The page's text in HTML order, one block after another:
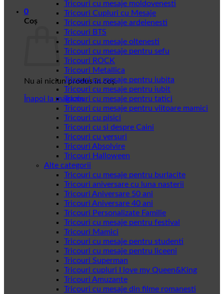
0
Coș
Nu ai niciun produs în coș.
Înapoi la magazin
Tricouri cu mesaje moldovenesti
Tricouri Cupluri cu Mesaje
Tricouri cu mesaje ardelenesti
Tricouri BTS
Tricouri cu mesaje oltenesti
Tricouri cu mesaje pentru sefu
Tricouri ROCK
Tricouri Metallica
Tricouri cu mesaje pentru iubita
Tricouri cu mesaje pentru iubit
Tricouri cu mesaje pentru tatici
Tricouri cu mesaje pentru viitoare mamici
Tricouri cu pisici
Tricouri cu si despre Caini
Tricouri cu versuri
Tricouri Absolvire
Tricouri Halloween
Alte categorii
Tricouri cu mesaje pentru burlacite
Tricouri aniversare cu luna nasterii
Tricouri Aniversare 50 ani
Tricouri Aniversare 40 ani
Tricouri Personalizate Familie
Tricouri cu mesaje pentru festival
Tricouri Mamici
Tricouri cu mesaje pentru studenti
Tricouri cu mesaje pentru liceeni
Tricouri Superman
Tricouri cupluri I love my Queen&King
Tricouri Amuzante
Tricouri cu mesaje din filme romanesti